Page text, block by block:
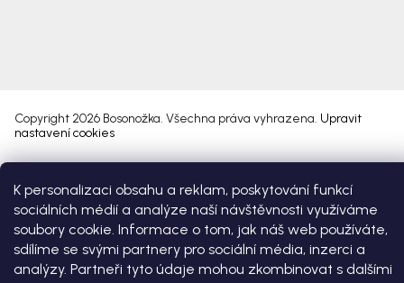
K personalizaci obsahu a reklam, poskytování funkcí
sociálních médií a analýze naší návštěvnosti využíváme
soubory cookie. Informace o tom, jak náš web používáte,
sdílíme se svými partnery pro sociální média, inzerci a
analýzy. Partneři tyto údaje mohou zkombinovat s dalšími
Copyright 2026 Bosonožka. Všechna práva vyhrazena. Upravit
nastavení cookies